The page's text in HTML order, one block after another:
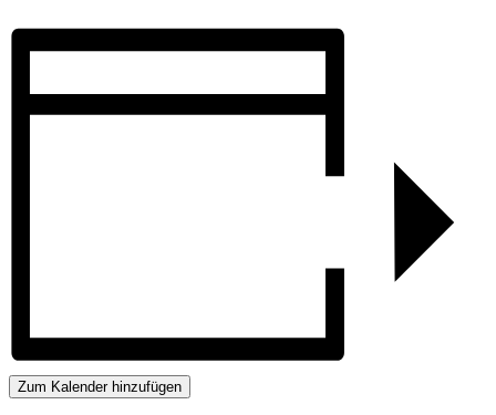
Zum Kalender hinzufügen